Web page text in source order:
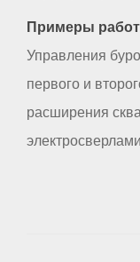
Примеры работ
Управления
первого и
расширения